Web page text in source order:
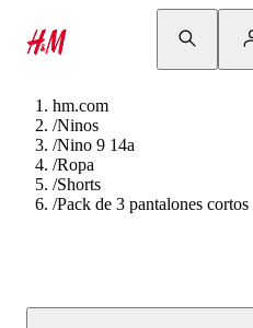
hm.com
/Ninos
/Nino 9 14a
/Ropa
/Shorts
/Pack de 3 pantalones cortos